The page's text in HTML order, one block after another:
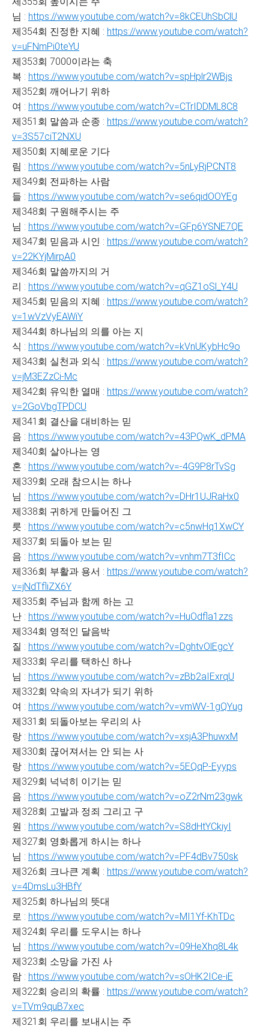
님 : https://www.youtube.com/watch?v=8kCEUhSbClU
제354회 진정한 지혜 : https://www.youtube.com/watch?
v=uFNmPi0teYU
제353회 7000이라는 축
복 : https://www.youtube.com/watch?v=spHplr2WBjs
제352회 깨어나기 위하
여 : https://www.youtube.com/watch?v=CTrIDDML8C8
제351회 말씀과 순종 : https://www.youtube.com/watch?
v=3S57ciT2NXU
제350회 지혜로운 기다
림 : https://www.youtube.com/watch?v=5nLyRjPCNT8
제349회 전파하는 사람
들 : https://www.youtube.com/watch?v=se6qidOOYEg
제348회 구원해주시는 주
님 : https://www.youtube.com/watch?v=GFp6YSNE7QE
제347회 믿음과 시인 : https://www.youtube.com/watch?
v=22KYjMirpA0
제346회 말씀까지의 거
리 : https://www.youtube.com/watch?v=qGZ1oSl_Y4U
제345회 믿음의 지혜 : https://www.youtube.com/watch?
v=1wVzVyEAWiY
제344회 하나님의 의를 아는 지
식 : https://www.youtube.com/watch?v=kVnUKybHc9o
제343회 실천과 외식 : https://www.youtube.com/watch?
v=jM3EZzCi-Mc
제342회 유익한 열매 : https://www.youtube.com/watch?
v=2GoVbgTPDCU
제341회 결산을 대비하는 믿
음 : https://www.youtube.com/watch?v=43PQwK_dPMA
제340회 살아나는 영
혼 : https://www.youtube.com/watch?v=-4G9P8rTvSg
제339회 오래 참으시는 하나
님 : https://www.youtube.com/watch?v=DHr1UJRaHx0
제338회 귀하게 만들어진 그
릇 : https://www.youtube.com/watch?v=c5nwHq1XwCY
제337회 되돌아 보는 믿
음 : https://www.youtube.com/watch?v=vnhm7T3fICc
제336회 부활과 용서 : https://www.youtube.com/watch?
v=jNdTfliZX6Y
제335회 주님과 함께 하는 고
난 : https://www.youtube.com/watch?v=HuOdfla1zzs
제334회 영적인 달음박
질 : https://www.youtube.com/watch?v=DghtvOlEgcY
제333회 우리를 택하신 하나
님 : https://www.youtube.com/watch?v=zBb2aIExrqU
제332회 약속의 자녀가 되기 위하
여 : https://www.youtube.com/watch?v=vmWV-1gQYug
제331회 되돌아보는 우리의 사
랑 : https://www.youtube.com/watch?v=xsjA3PhuwxM
제330회 끊어져서는 안 되는 사
랑 : https://www.youtube.com/watch?v=5EQqP-Eyyps
제329회 넉넉히 이기는 믿
음 : https://www.youtube.com/watch?v=oZ2rNm23gwk
제328회 고발과 정죄 그리고 구
원 : https://www.youtube.com/watch?v=S8dHtYCkiyI
제327회 영화롭게 하시는 하나
님 : https://www.youtube.com/watch?v=PF4dBv750sk
제326회 크나큰 계획 : https://www.youtube.com/watch?
v=4DmsLu3HBfY
제325회 하나님의 뜻대
로 : https://www.youtube.com/watch?v=MI1Yf-KhTDc
제324회 우리를 도우시는 하나
님 : https://www.youtube.com/watch?v=09HeXhq8L4k
제323회 소망을 가진 사
람 : https://www.youtube.com/watch?v=sOHK2ICe-iE
제322회 승리의 확률 : https://www.youtube.com/watch?
v=TVm9quB7xec
제321회 우리를 보내시는 주